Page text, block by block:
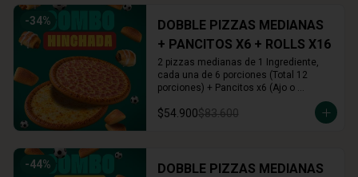
-34%
DOBBLE PIZZAS MEDIANAS
+ PANCITOS X6 + ROLLS X16
2 pizzas medianas de 1 Ingrediente,
cada una de 6 porciones (Total 12
porciones) + Pancitos x6 (Ajo o
Arequipe)
$54.900$83.600
-44%
DOBBLE PIZZAS MEDIANAS